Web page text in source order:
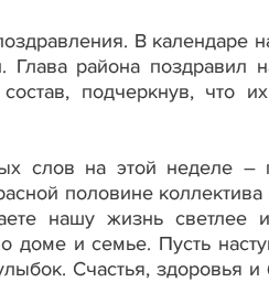
В календаре
района поздравил
подчеркнув, что
слов на этой неделе
половине
нашу жизнь светлее
доме и семье. Пусть
Счастья, здоровья и